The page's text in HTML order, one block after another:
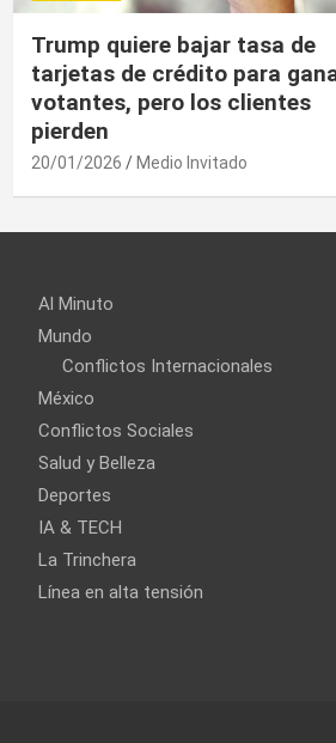
¿Cuál es el “arma nuclear
económica” que la UE puede
utilizar contra EU?
20/01/2026
Al Minuto
Mundo
Conflictos Internacionales
México
Conflictos Sociales
Salud y Belleza
Deportes
IA & TECH
La Trinchera
Línea en alta tensión